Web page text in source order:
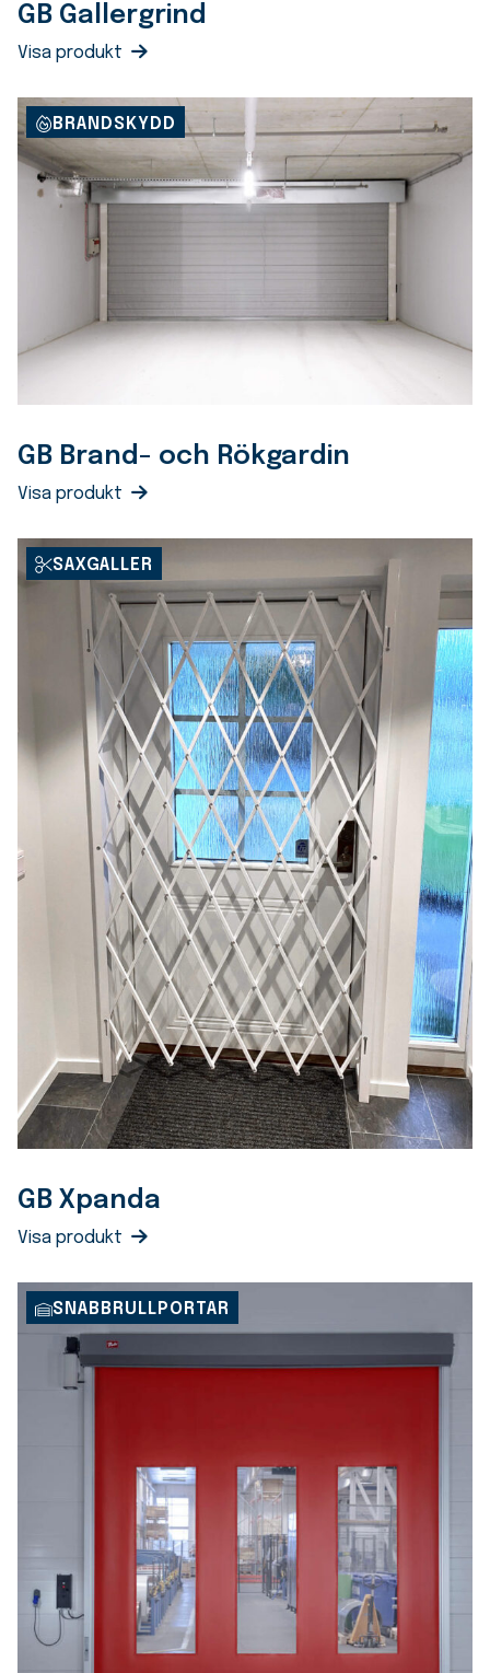
GB Gallergrind
Visa produkt
BRANDSKYDD
GB Brand- och Rökgardin
Visa produkt
SAXGALLER
GB Xpanda
Visa produkt
SNABBRULLPORTAR